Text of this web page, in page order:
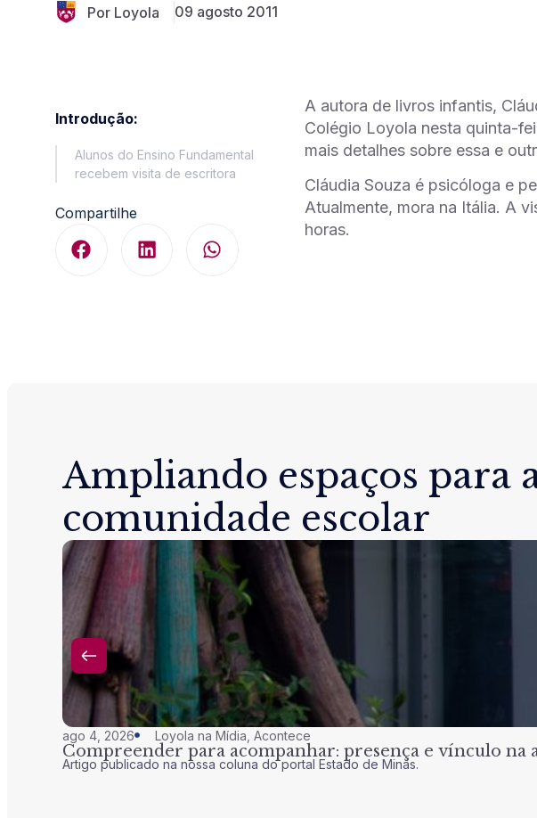
Por Loyola 09 agosto 2011
Introdução:
Alunos do Ensino Fundamental
recebem visita de escritora
Compartilhe
A autora de livros infantis,
Colégio Loyola nesta quinta-
mais detalhes sobre essa e
Cláudia Souza é psicóloga e
Atualmente, mora na Itália. A
horas.
Ampliando espaços para
comunidade escolar
ago 4, 2026 Loyola na Mídia Acontece
Compreender para acompanhar: presença e vínculo na
Artigo publicado na nossa coluna do portal Estado de Minas.